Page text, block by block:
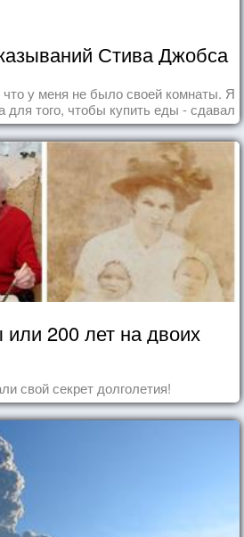
Стива Джобса
у меня не было своей комнаты. Я
для того, чтобы купить еды - сдавал
из под кока-колы"
или 200 лет на двоих
свой секрет долголетия!